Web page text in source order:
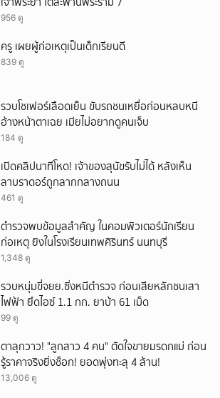
956 ดู
ครู เผยผู้ก่อเหตุเป็นเด็กเรียนดี
839 ดู
รวบโชเฟอร์เลือดเย็น ขับรถชนเหยื่อก่อนหลบหนี
อ้างหน้าตาเฉย เมียไม่อยากดูคนเจ็บ
184 ดู
เปิดคลิปนาทีโหด! เจ้าของสุนัขรับไม่ได้ หลังเห็น
ลาบราดอร์ถูกลากกลางถนน
461 ดู
ตำรวจพบข้อมูลสำคัญ ในคอมพิวเตอร์นักเรียน
ก่อเหตุ ยิงในโรงเรียนเทพศิรินทร์ นนทบุรี
1,348 ดู
รวบหนุ่มขี่จยย.ซิ่งหนีตำรวจ ก่อนเสียหลักชนเสา
ไฟฟ้า ยึดไอซ์ 1.1 กก. ยาบ้า 61 เม็ด
99 ดู
ตาลุกวาว! "ลูกสาว 4 คน" ตัดใจขายมรดกแม่ ก่อน
รู้ราคาจริงยิ่งช็อก! ยอดพุ่งทะลุ 4 ล้าน!
13,006 ดู